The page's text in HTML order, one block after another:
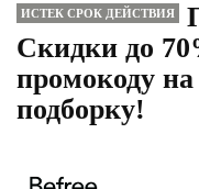
ИСТЕК СРОК ДЕЙСТВИЯ
Скидки до
промокоду
подборку!